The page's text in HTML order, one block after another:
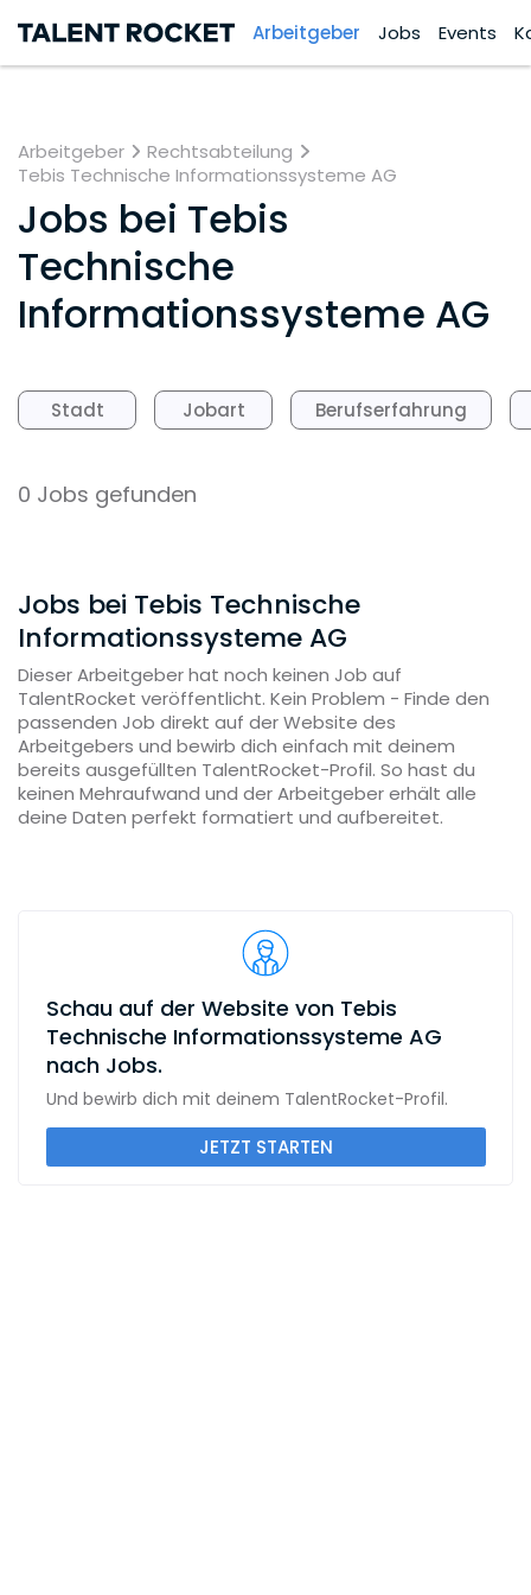
Arbeitgeber Jobs Events
Arbeitgeber
Rechtsabteilung
Tebis Technische Informationssysteme AG
Jobs bei Tebis
Technische
Informationssysteme AG
Stadt Jobart Berufserfahrung
0 Jobs gefunden
Jobs bei Tebis Technische
Informationssysteme AG
Dieser Arbeitgeber hat noch keinen Job auf
TalentRocket veröffentlicht. Kein Problem - Finde den
passenden Job direkt auf der Website des
Arbeitgebers und bewirb dich einfach mit deinem
bereits ausgefüllten TalentRocket-Profil. So hast du
keinen Mehraufwand und der Arbeitgeber erhält alle
deine Daten perfekt formatiert und aufbereitet.
Schau auf der Website von Tebis
Technische Informationssysteme AG
nach Jobs.
Und bewirb dich mit deinem TalentRocket-Profil.
JETZT STARTEN